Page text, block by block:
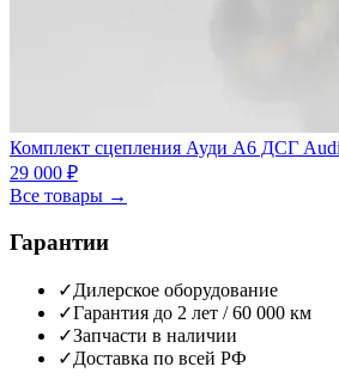
Комплект сцепления Ауди А6 ДСГ
29 000 ₽
Все товары →
Гарантии
✓Дилерское оборудование
✓Гарантия до 2 лет / 60 000 км
✓Запчасти в наличии
✓Доставка по всей РФ